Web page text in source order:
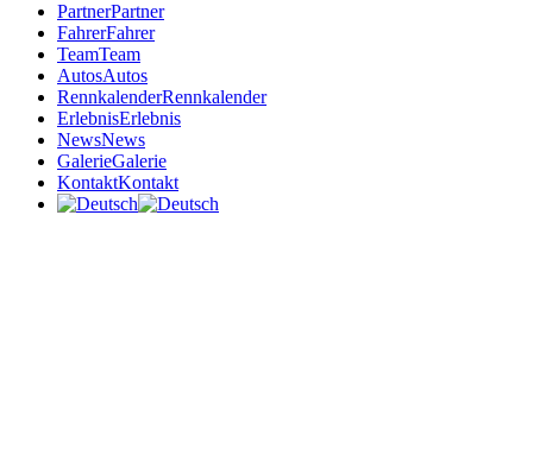
PartnerPartner
FahrerFahrer
TeamTeam
AutosAutos
RennkalenderRennkalender
ErlebnisErlebnis
NewsNews
GalerieGalerie
KontaktKontakt